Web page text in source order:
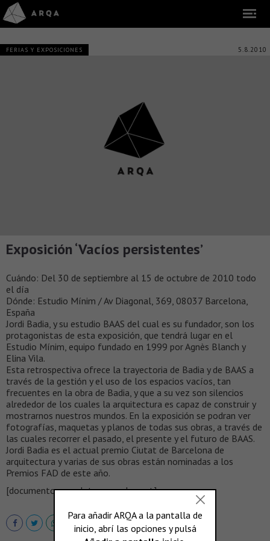
FERIAS Y EXPOSICIONES 5.8.2010
Exposición ‘Vacíos persistentes’
Cuándo: Del 30 de septiembre al 15 de octubre de 2010 todo
el día
Dónde: Estudio Mínim / Av Diagonal, 369, 08037 Barcelona,
España
Jordi Badia, y su estudio BAAS del cual es su fundador, son los
protagonistas de esta exposición, que tendrá lugar en el
Estudio Mínim, equipo fundado en 1999 por Agnès Blanch y
Elina Vila.
Esta retrospectiva ofrece la trayectoria de Badia y de BAAS a
través de la gestión y el uso de los espacios vacíos, tan
frecuentes en la obra de Badia, y que a su vez son silencios
alrededor de los cuales la arquitectura es capaz de construir y
mostrarnos nuestros mundos. En la exposición se podran ver
fotografías, maquetas y planos de todas sus obras, a través de
las cuales recorrer el pasado, el presente y el futuro de BAAS.
Jordi Badia es el actual premio Ciutat de Barcelona de
arquitectura y varias de sus obras están nominadas a los
Premios FAD de este año.
[documento completo en scalae.net]